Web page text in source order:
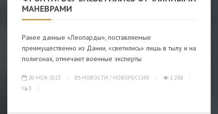
МАНЕВРАМИ
Ранее данные «Леопарды», поставляемые
преимущественно из Дании, «светились» лишь в тылу и на
полигонах, отмечают военные эксперты
20-НОЯ-2023 НОВОСТИ / НОВОРОССИЯ
1 288
0